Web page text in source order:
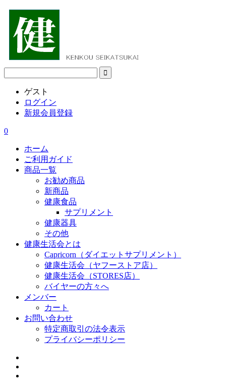
ゲスト
ログイン
新規会員登録
0
ホーム
ご利用ガイド
商品一覧
お勧め商品
新商品
健康食品
サプリメント
健康器具
その他
健康生活会とは
Capricorn（ダイエットサプリメント）
健康生活会（ヤフーストア店）
健康生活会（STORES店）
バイヤーの方々へ
メンバー
カート
お問い合わせ
特定商取引の法令表示
プライバシーポリシー